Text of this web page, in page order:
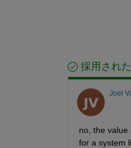
採用され
Joel
no, the value
for a system